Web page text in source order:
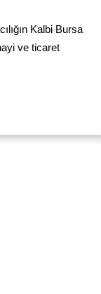
Kalbi Bursa
ve ticaret